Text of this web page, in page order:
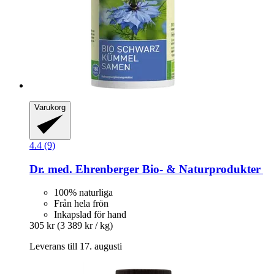
Varukorg
4.4 (9)
Dr. med. Ehrenberger Bio- & Naturprodukter
100% naturliga
Från hela frön
Inkapslad för hand
305 kr (3 389 kr / kg)
Leverans till 17. augusti